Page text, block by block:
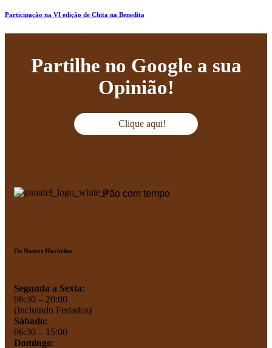
Participação na VI edição de Chita na Benedita
Partilhe no Google a sua
Opinião!
Clique aqui!
Pão com tempo
Os Nossos Horários
Segunda a Sexta:
06:30 – 20:00
(Incluindo Feriados)
Sábado:
06:30 – 15:00
Domingo: